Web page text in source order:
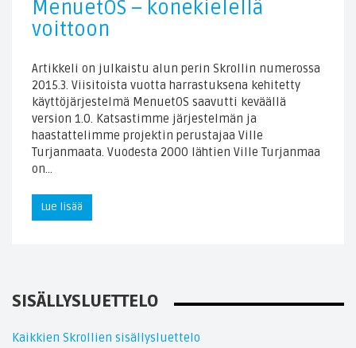
MenuetOS – konekielellä
voittoon
Artikkeli on julkaistu alun perin Skrollin numerossa
2015.3. Viisitoista vuotta harrastuksena kehitetty
käyttöjärjestelmä MenuetOS saavutti keväällä
version 1.0. Katsastimme järjestelmän ja
haastattelimme projektin perustajaa Ville
Turjanmaata. Vuodesta 2000 lähtien Ville Turjanmaa
on…
Lue lisää
SISÄLLYSLUETTELO
Kaikkien Skrollien sisällysluettelo